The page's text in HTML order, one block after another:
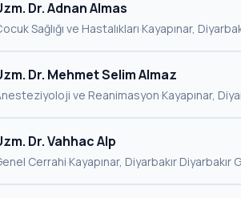
Dr. Adnan Almas
Sağlığı ve Hastalıkları·Kayapınar,
Dr. Mehmet Selim Almaz
ve Reanimasyon·Kayapınar,
Dr. Vahhac Alp
Cerrahi·Kayapınar, Diyarbakır·Diyarbakır